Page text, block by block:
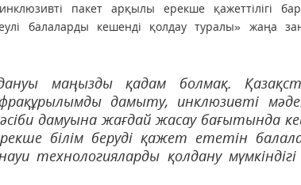
пакет арқылы ерекше қажеттілігі
балаларды кешенді қолдау туралы» жаңа
маңызды қадам болмақ.
дамыту, инклюзивті
дамуына жағдай жасау бағытында
ерекше білім беруді қажет ететін
технологияларды қолдану